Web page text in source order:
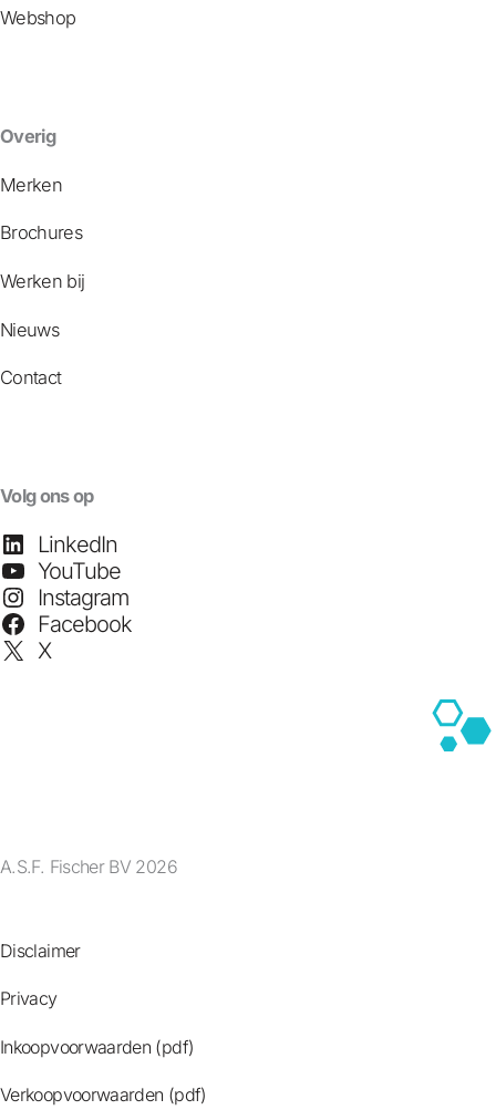
Webshop
Overig
Merken
Brochures
Werken bij
Nieuws
Contact
Volg ons op
LinkedIn
YouTube
Instagram
Facebook
X
A.S.F. Fischer BV 2026
Disclaimer
Privacy
Inkoopvoorwaarden (pdf)
Verkoopvoorwaarden (pdf)